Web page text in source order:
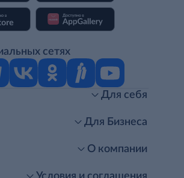
сетях
Для себя
METRO
карты. Активация и баланс
Для Бизнеса
О компании